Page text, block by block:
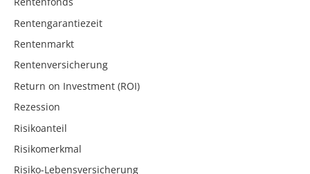
Rentengarantiezeit
Rentenmarkt
Rentenversicherung
Return on Investment (ROI)
Rezession
Risikoanteil
Risikomerkmal
Risiko-Lebensversicherung